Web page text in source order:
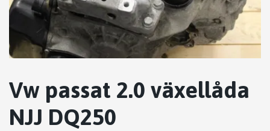
Vw passat 2.0 växellåda
NJJ DQ250